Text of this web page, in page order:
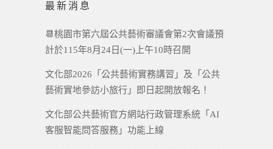
最新消息
📆桃園市第六屆公共藝術審議會第2次會議預
計於115年8月24日(一)上午10時召開
文化部2026「公共藝術實務講習」及「公共
藝術實地參訪小旅行」即日起開放報名！
文化部公共藝術官方網站行政管理系統「AI
客服智能問答服務」功能上線